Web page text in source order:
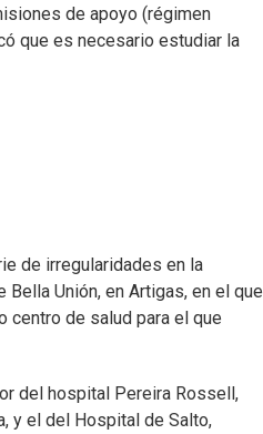
de apoyo (régimen
que es necesario estudiar la
de irregularidades en la
Unión, en Artigas, en el que
centro de salud para el que
del hospital Pereira Rossell,
y el del Hospital de Salto,